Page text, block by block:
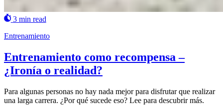
3 min read
Entrenamiento
Entrenamiento como recompensa –
¿Ironía o realidad?
Para algunas personas no hay nada mejor para disfrutar que realizar
una larga carrera. ¿Por qué sucede eso? Lee para descubrir más.